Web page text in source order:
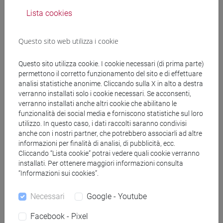
Strumentazioni
BemboLab mette a disposizione di docenti, dottorandi/e e
visiting scientists strumentazioni per condurre gli studi in
ambito linguistico, cognitivo, letterario-culturale. I membri
del Dipartimento di Studi Linguistici e Culturali Comparati
hanno a disposizione licenze di vari software e piattaforme
online per condurre ricerca sperimentale in loco e da remoto.
Per la ricerca in ambito linguistico e cognitivo, le tecniche e
le strumentazioni sono basate sumetodi non invasivi
utilizzati comunemente in laboratori simili in Italia e nel
Eye tracker per raccolta dati movimenti
Lista cookies
Questo sito web utilizza i cookie
Questo sito utilizza cookie. I cookie necessari (di prima parte)
permettono il corretto funzionamento del sito e di effettuare
analisi statistiche anonime. Cliccando sulla X in alto a destra
verranno installati solo i cookie necessari. Se acconsenti,
verranno installati anche altri cookie che abilitano le
funzionalità dei social media e forniscono statistiche sul loro
utilizzo. In questo caso, i dati raccolti saranno condivisi
anche con i nostri partner, che potrebbero associarli ad altre
informazioni per finalità di analisi, di pubblicità, ecc.
Cliccando “Lista cookie” potrai vedere quali cookie verranno
installati. Per ottenere maggiori informazioni consulta
“Informazioni sui cookies”.
Necessari Google - Youtube
Facebook - Pixel